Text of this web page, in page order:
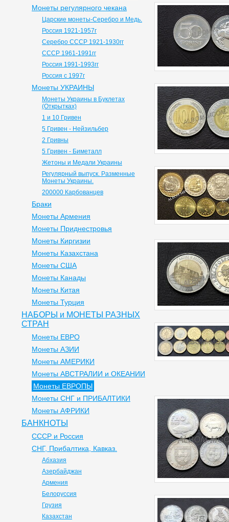
Монеты регулярного чекана
Царские монеты-Серебро и Медь.
Россия 1921-1957г
Серебро СССР 1921-1930гг
СССР 1961-1991гг
Россия 1991-1993гг
Россия с 1997г
Монеты УКРАИНЫ
Монеты Украины в Буклетах
(Открытках)
1 и 10 Гривен
5 Гривен - Нейзильбер
2 Гривны
5 Гривен - Биметалл
Жетоны и Медали Украины
Регулярный выпуск. Разменные
Монеты Украины.
200000 Карбованцев
Браки
Монеты Армения
Монеты Приднестровья
Монеты Киргизии
Монеты Казахстана
Монеты США
Монеты Канады
Монеты Китая
Монеты Турция
НАБОРЫ и МОНЕТЫ РАЗНЫХ
СТРАН
Монеты ЕВРО
Монеты АЗИИ
Монеты АМЕРИКИ
Монеты АВСТРАЛИИ и ОКЕАНИИ
Монеты ЕВРОПЫ
Монеты СНГ и ПРИБАЛТИКИ
Монеты АФРИКИ
БАНКНОТЫ
СССР и Россия
СНГ, Прибалтика, Кавказ.
Абхазия
Азербайджан
Армения
Белоруссия
Грузия
Казахстан